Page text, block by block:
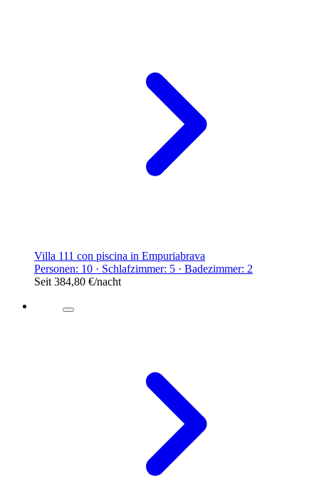
Villa 111 con piscina in Empuriabrava
Personen: 10 · Schlafzimmer: 5 · Badezimmer: 2
Seit 384,80 €/nacht